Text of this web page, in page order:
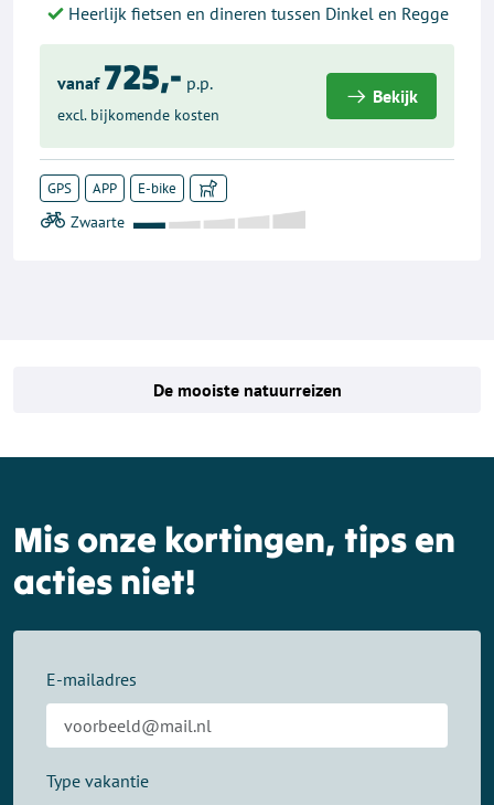
Heerlijk fietsen en dineren tussen Dinkel en Regge
vanaf 725,- p.p.
excl. bijkomende kosten
Bekijk
GPS APP E-bike
De mooiste natuurreizen
Mis onze kortingen, tips en
acties niet!
E-mailadres
Type vakantie